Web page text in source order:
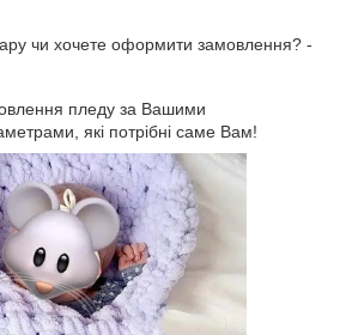
чи хочете оформити замовлення? -
пледу за Вашими
які потрібні саме Вам!